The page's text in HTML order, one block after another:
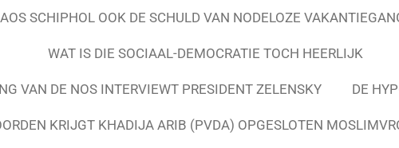
SCHIPHOL OOK DE SCHULD VAN NODELOZE
WAT IS DIE SOCIAAL-DEMOCRATIE TOCH HEERLIJK
VAN DE NOS INTERVIEWT PRESIDENT ZELENSKY DE
KRIJGT KHADIJA ARIB (PVDA) OPGESLOTEN